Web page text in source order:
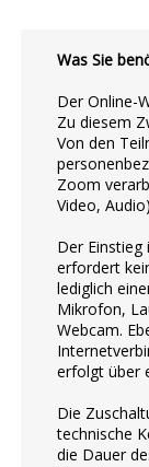
Was Sie
Der Online-
Zu diesem
Von den
Zoom
Video,
Der
erfordert
lediglich
Mikrofon,
Webcam.
erfolgt über
Die
technische
die Dauer